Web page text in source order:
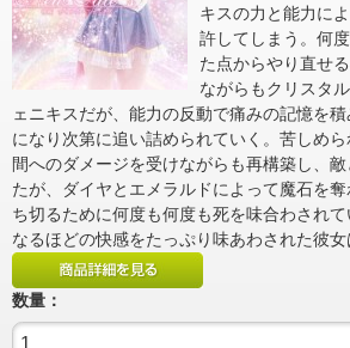
キスの力と能力に
許してしまう。何
た点からやり直せ
ながらもクリスタ
ェニキスだが、能力の反動で痛みの記憶を
になり次第に追い詰められていく。苦しめ
間へのダメージを受けながらも再構築し、
たが、ダイヤとエメラルドによって魔石を
ち切るために何度も何度も死を味合わされて
なるほどの快感をたっぷり味あわされた彼
数量：